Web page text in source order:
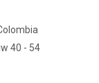
40 - 54